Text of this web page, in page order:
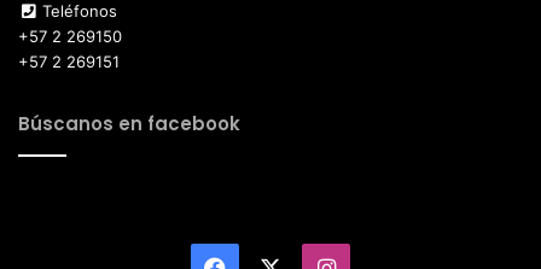
Teléfonos
+57 2 269150
+57 2 269151
Búscanos en facebook